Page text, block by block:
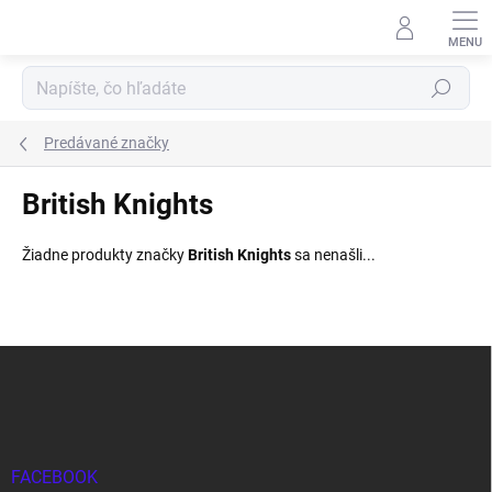
Hľadať
Predávané značky
British Knights
Žiadne produkty značkyBritish Knightssa nenašli...
FACEBOOK